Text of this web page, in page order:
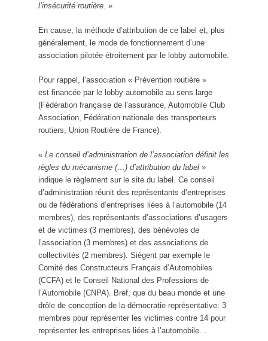
l’insécurité routière. »
En cause, la méthode d’attribution de ce label et, plus
généralement, le mode de fonctionnement d’une
association pilotée étroitement par le lobby automobile.
Pour rappel, l’association « Prévention routière »
est financée par le lobby automobile au sens large
(Fédération française de l’assurance, Automobile Club
Association, Fédération nationale des transporteurs
routiers, Union Routière de France).
« Le conseil d’administration de l’association définit les
règles du mécanisme (…) d’attribution du label »
indique le règlement sur le site du label. Ce conseil
d’administration réunit des représentants d’entreprises
ou de fédérations d’entreprises liées à l’automobile (14
membres), des représentants d’associations d’usagers
et de victimes (3 membres), des bénévoles de
l’association (3 membres) et des associations de
collectivités (2 membres). Siègent par exemple le
Comité des Constructeurs Français d’Automobiles
(CCFA) et le Conseil National des Professions de
l’Automobile (CNPA). Bref, que du beau monde et une
drôle de conception de la démocratie représentative: 3
membres pour représenter les victimes contre 14 pour
représenter les entreprises liées à l’automobile…